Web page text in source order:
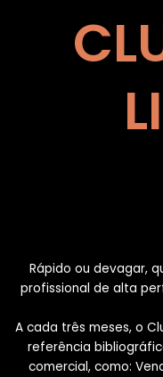
Rápido ou devagar,
profissional de alta
A cada três meses, o
referência
comercial, como: